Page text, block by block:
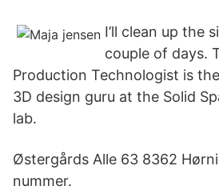
I’ll clean up the
couple of days.
Production Technologist is
3D design guru at the Solid
lab.
Østergårds Alle 63 8362
nummer.